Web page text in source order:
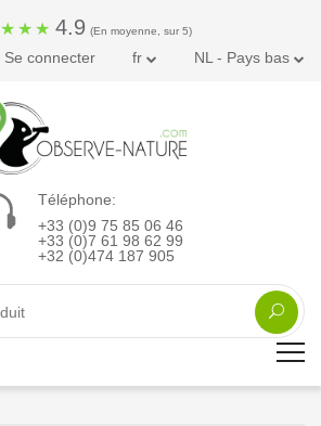
★ ★ ★ 4.9 (En moyenne, sur 5)
Se connecter fr NL - Pays bas
Téléphone:
+33 (0)9 75 85 06 46
+33 (0)7 61 98 62 99
+32 (0)474 187 905